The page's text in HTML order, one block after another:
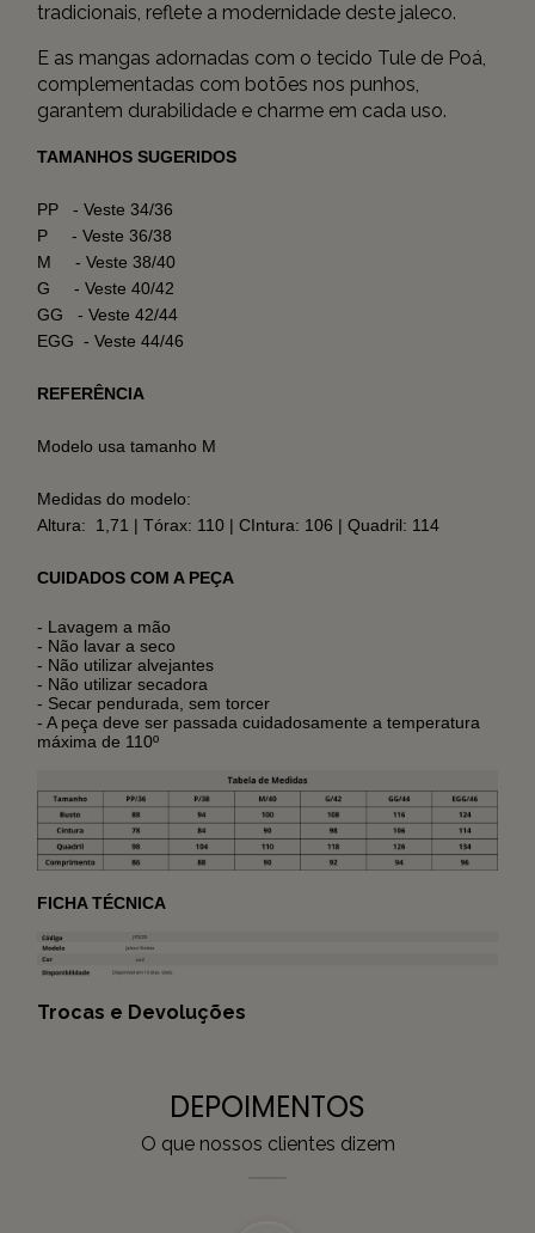
tradicionais, reflete a modernidade deste jaleco.
E as mangas adornadas com o tecido Tule de Poá,
complementadas com botões nos punhos,
garantem durabilidade e charme em cada uso.
TAMANHOS SUGERIDOS
PP - Veste 34/36
P - Veste 36/38
M - Veste 38/40
G - Veste 40/42
GG - Veste 42/44
EGG - Veste 44/46
REFERÊNCIA
Modelo usa tamanho M
Medidas do modelo:
Altura: 1,71 | Tórax: 110 | CIntura: 106 | Quadril: 114
CUIDADOS COM A PEÇA
- Lavagem a mão
- Não lavar a seco
- Não utilizar alvejantes
- Não utilizar secadora
- Secar pendurada, sem torcer
- A peça deve ser passada cuidadosamente a temperatura
máxima de 110º
FICHA TÉCNICA
Trocas e Devoluções
DEPOIMENTOS
O que nossos clientes dizem